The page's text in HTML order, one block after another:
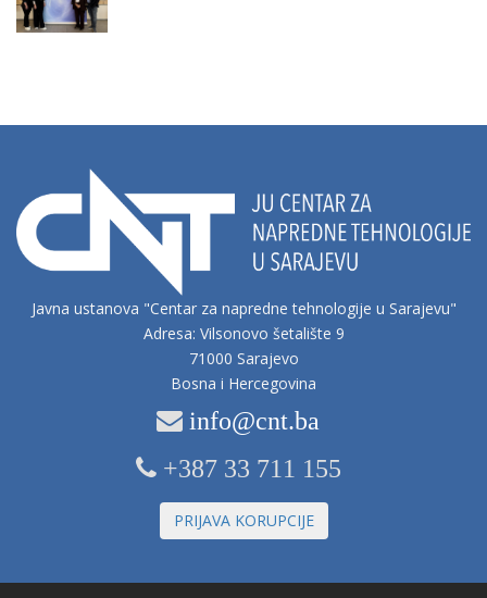
Javna ustanova "Centar za napredne tehnologije u Sarajevu"
Adresa: Vilsonovo šetalište 9
71000 Sarajevo
Bosna i Hercegovina
info@cnt.ba
+387 33 711 155
PRIJAVA KORUPCIJE